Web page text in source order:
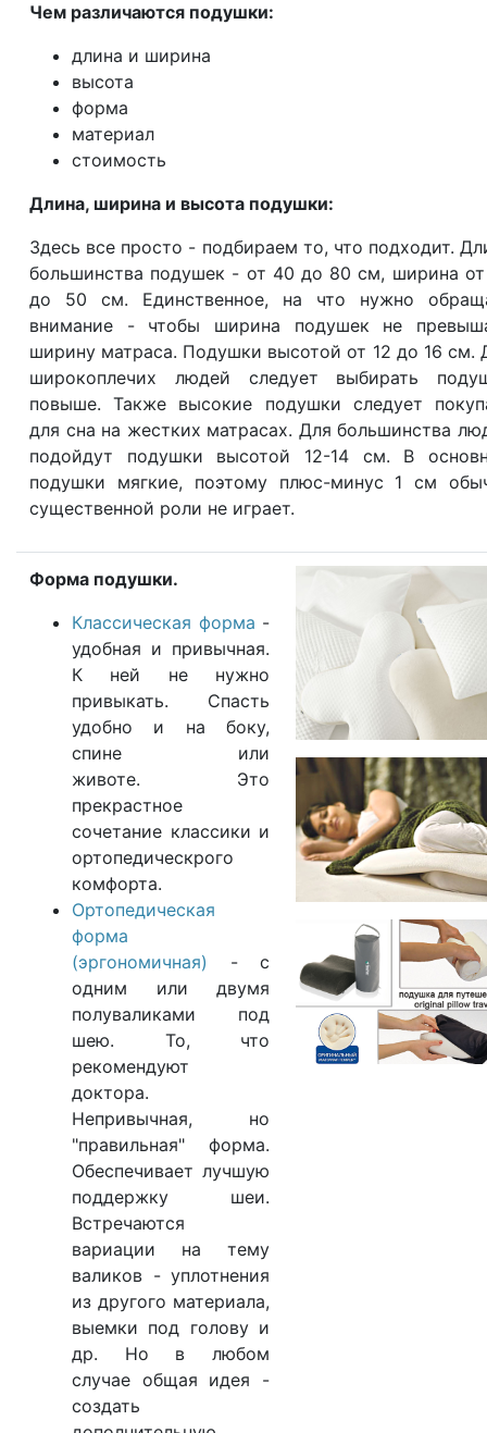
Чем различаются подушки:
длина и ширина
высота
форма
материал
стоимость
Длина, ширина и высота подушки:
Здесь все просто - подбираем то, что подходит.
большинства подушек - от 40 до 80 см, ширина
до 50 см. Единственное, на что нужно
внимание - чтобы ширина подушек не
ширину матраса. Подушки высотой от 12 до 16 см.
широкоплечих людей следует выбирать
повыше. Также высокие подушки следует
для сна на жестких матрасах. Для большинства
подойдут подушки высотой 12-14 см. В
подушки мягкие, поэтому плюс-минус 1 см
существенной роли не играет.
Форма подушки.
Классическая форма -
удобная и привычная.
К ней не нужно
привыкать. Спасть
удобно и на боку,
спине или
животе. Это
прекрастное
сочетание классики и
ортопедическрого
комфорта.
Ортопедическая
форма
(эргономичная)
- с
одним или двумя
полуваликами под
шею. То, что
рекомендуют
доктора.
Непривычная, но
"правильная" форма.
Обеспечивает лучшую
поддержку шеи.
Встречаются
вариации на тему
валиков - уплотнения
из другого материала,
выемки под голову и
др. Но в любом
случае общая идея -
создать